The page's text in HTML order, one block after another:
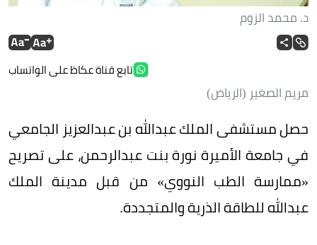
د. محمد الزوم
تابع قناة عكاظ على الواتساب
مريم الصغير (الرياض)
حصل مستشفى الملك عبدالله بن عبدالعزيز الجامعي
في جامعة الأميرة نورة بنت عبدالرحمن، على تصريح
«ممارسة الطب النووي» من قبل مدينة الملك
عبدالله للطاقة الذرية والمتجددة.